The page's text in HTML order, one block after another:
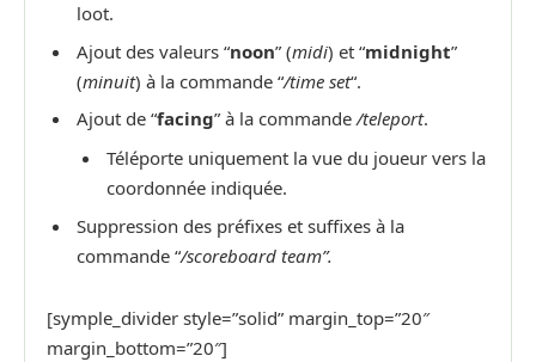
loot.
Ajout des valeurs “noon” (midi) et “midnight”
(minuit) à la commande “/time set“.
Ajout de “facing” à la commande/teleport.
Téléporte uniquement la vue du joueur vers la
coordonnée indiquée.
Suppression des préfixes et suffixes à la
commande “/scoreboard team”.
[symple_divider style=”solid” margin_top=”20″
margin_bottom=”20″]